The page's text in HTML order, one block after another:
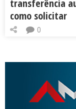
transferência
como solicitar
0